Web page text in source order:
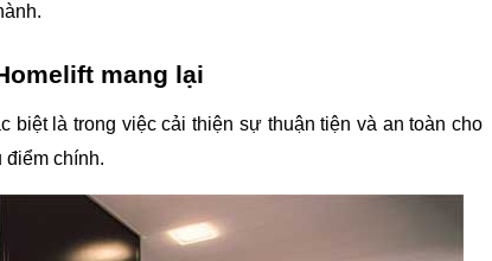
mang lại
biệt là trong việc cải thiện sự thuận tiện và an toàn cho
điểm chính.